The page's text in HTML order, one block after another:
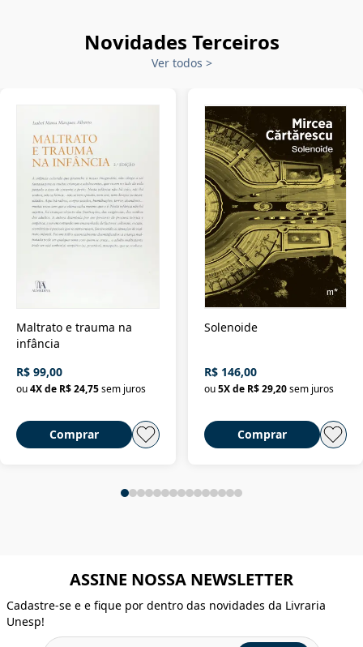
Novidades Terceiros
Ver todos >
Maltrato e trauma na
infância
R$ 99,00
ou4X de R$ 24,75sem juros
Comprar
Solenoide
R$ 146,00
ou 5X de R$ 29,20 sem juros
Comprar
ASSINE NOSSA NEWSLETTER
Cadastre-se e e fique por dentro das novidades da Livraria
Unesp!